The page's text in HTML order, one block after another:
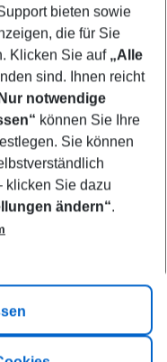
bieten sowie
die für Sie
Klicken Sie auf „Alle
sind. Ihnen reicht
notwendige
können Sie Ihre
Sie können
klicken Sie dazu
ändern“.